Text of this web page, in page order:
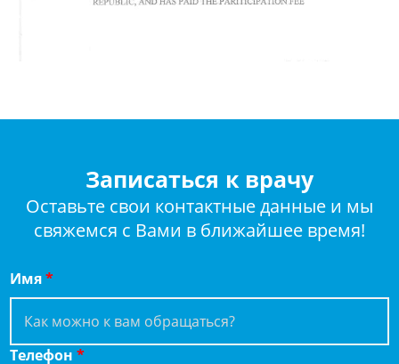
Записаться к врачу
Оставьте свои контактные данные и мы
свяжемся с Вами в ближайшее время!
Имя*
Телефон*